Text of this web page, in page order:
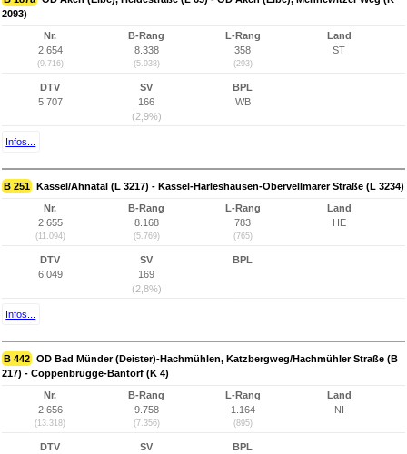
2093)
Nr.
2.654
(9.716)
B-Rang
8.338
(5.938)
L-Rang
358
(293)
Land
ST
DTV
5.707
SV
166
(2,9%)
BPL
WB
Infos...
B 251 Kassel/Ahnatal (L 3217) - Kassel-Harleshausen-Obervellmarer Straße (L 3234)
Nr.
2.655
(11.094)
B-Rang
8.168
(5.769)
L-Rang
783
(765)
Land
HE
DTV
6.049
SV
169
(2,8%)
BPL
Infos...
B 442 OD Bad Münder (Deister)-Hachmühlen, Katzbergweg/Hachmühler Straße (B
217) - Coppenbrügge-Bäntorf (K 4)
Nr.
2.656
(13.318)
B-Rang
9.758
(7.356)
L-Rang
1.164
(895)
Land
NI
DTV
SV
BPL